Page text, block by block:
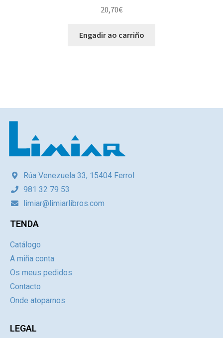
20,70€
Engadir ao carriño
Rúa Venezuela 33, 15404 Ferrol
981 32 79 53
limiar@limiarlibros.com
TENDA
Catálogo
A miña conta
Os meus pedidos
Contacto
Onde atoparnos
LEGAL